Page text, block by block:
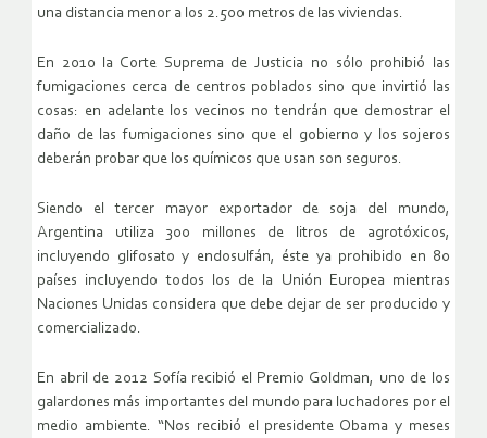
una distancia menor a los 2.500 metros de las viviendas.
En 2010 la Corte Suprema de Justicia no sólo prohibió las
fumigaciones cerca de centros poblados sino que invirtió las
cosas: en adelante los vecinos no tendrán que demostrar el
daño de las fumigaciones sino que el gobierno y los sojeros
deberán probar que los químicos que usan son seguros.
Siendo el tercer mayor exportador de soja del mundo,
Argentina utiliza 300 millones de litros de agrotóxicos,
incluyendo glifosato y endosulfán, éste ya prohibido en 80
países incluyendo todos los de la Unión Europea mientras
Naciones Unidas considera que debe dejar de ser producido y
comercializado.
En abril de 2012 Sofía recibió el Premio Goldman, uno de los
galardones más importantes del mundo para luchadores por el
medio ambiente. “Nos recibió el presidente Obama y meses